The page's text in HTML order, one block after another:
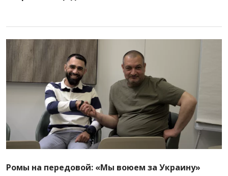
Ромы на передовой: «Мы воюем за Украину»